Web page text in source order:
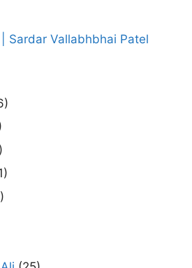
| Sardar Vallabhbhai Patel